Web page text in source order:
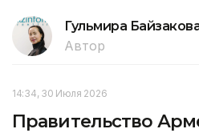
Гульмира
Автор
14:34, 30 Июля 2026
Правительство